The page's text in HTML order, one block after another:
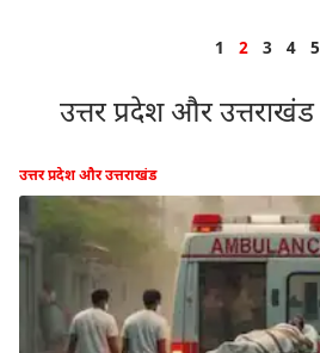
1 2 3 4 5
उत्तर प्रदेश और उत्तराखंड
उत्तर प्रदेश और उत्तराखंड